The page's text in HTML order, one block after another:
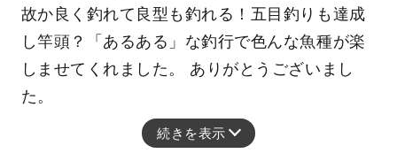
故か良く釣れて良型も釣れる！五目釣りも達成
し竿頭？「あるある」な釣行で色んな魚種が楽
しませてくれました。 ありがとうございまし
た。
続きを表示